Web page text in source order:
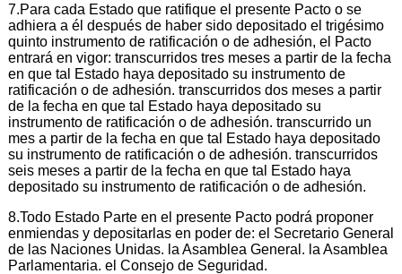
7.Para cada Estado que ratifique el presente Pacto o se
adhiera a él después de haber sido depositado el trigésimo
quinto instrumento de ratificación o de adhesión, el Pacto
entrará en vigor: transcurridos tres meses a partir de la fecha
en que tal Estado haya depositado su instrumento de
ratificación o de adhesión. transcurridos dos meses a partir
de la fecha en que tal Estado haya depositado su
instrumento de ratificación o de adhesión. transcurrido un
mes a partir de la fecha en que tal Estado haya depositado
su instrumento de ratificación o de adhesión. transcurridos
seis meses a partir de la fecha en que tal Estado haya
depositado su instrumento de ratificación o de adhesión.
8.Todo Estado Parte en el presente Pacto podrá proponer
enmiendas y depositarlas en poder de: el Secretario General
de las Naciones Unidas. la Asamblea General. la Asamblea
Parlamentaria. el Consejo de Seguridad.